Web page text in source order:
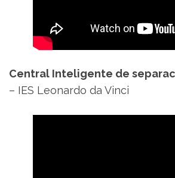
Central Inteligente de
– IES Leonardo da Vinci